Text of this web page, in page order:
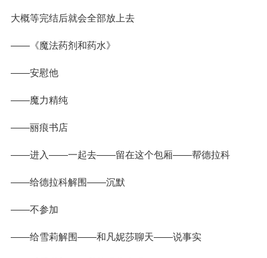
大概等完结后就会全部放上去
——《魔法药剂和药水》
——安慰他
——魔力精纯
——丽痕书店
——进入——一起去——留在这个包厢——帮德拉科
——给德拉科解围——沉默
——不参加
——给雪莉解围——和凡妮莎聊天——说事实